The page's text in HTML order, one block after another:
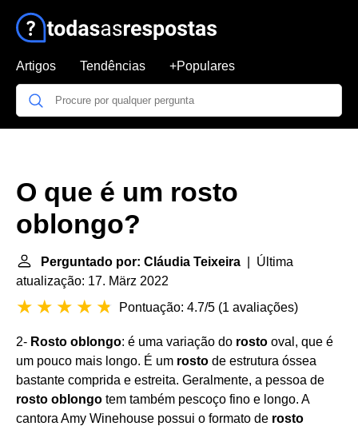
Artigos Tendências +Populares
O que é um rosto
oblongo?
Perguntado por: Cláudia Teixeira | Última
atualização: 17. März 2022
Pontuação: 4.7/5 (1 avaliações)
2- Rosto oblongo: é uma variação do rosto oval, que é
um pouco mais longo. É um rosto de estrutura óssea
bastante comprida e estreita. Geralmente, a pessoa de
rosto oblongo tem também pescoço fino e longo. A
cantora Amy Winehouse possui o formato de rosto